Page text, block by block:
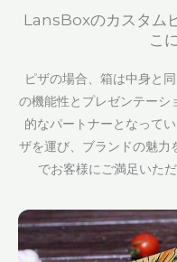
LansBoxのカスタム
こ
ピザの場合、箱は中身と
の機能性とプレゼンテーシ
的なパートナーとなって
ザを運び、ブランドの魅力
でお客様にご満足いた